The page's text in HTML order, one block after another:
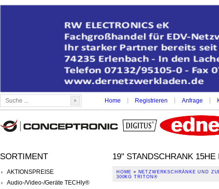
Home Registrieren Anfrage
SORTIMENT
AKTIONSPREISE
Audio-/Video-/Geräte TECHly®
19" STANDSCHRANK
HOME » NETZWERKSCHRÄNKE UND
300KG TRITON®